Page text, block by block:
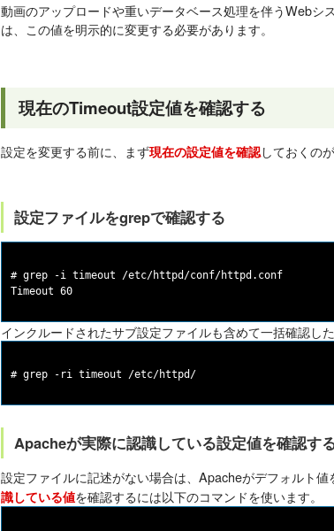
動画のアップロードや重いデータベース処理を伴うWebシ
は、この値を明示的に変更する必要があります。
現在のTimeout設定値を確認する
設定を変更する前に、まず現在の設定値を確認しておくの
設定ファイルをgrepで確認する
# grep -i timeout /etc/httpd/conf/httpd.conf
インクルードされたサブ設定ファイルも含めて一括確認し
Apacheが実際に認識している設定値を確認す
設定ファイルに記述がない場合は、Apacheがデフォルト値
識している値を確認するには以下のコマンドを使います。